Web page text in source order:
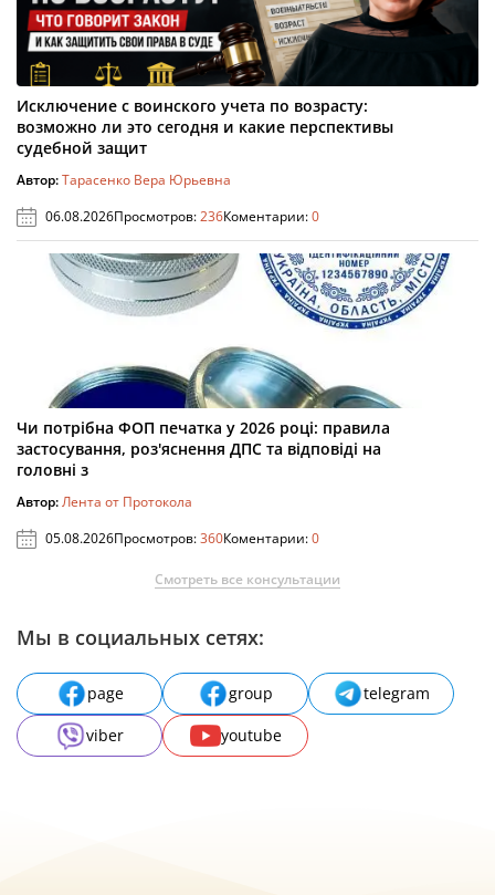
Исключение с воинского учета по возрасту:
возможно ли это сегодня и какие перспективы
судебной защит
Автор:Тарасенко Вера Юрьевна
06.08.2026Просмотров:236Коментарии:0
Чи потрібна ФОП печатка у 2026 році: правила
застосування, роз'яснення ДПС та відповіді на
головні з
Автор:Лента от Протокола
05.08.2026Просмотров:360Коментарии:0
Смотреть все консультации
Мы в социальных сетях:
page group
telegram
viber
youtube